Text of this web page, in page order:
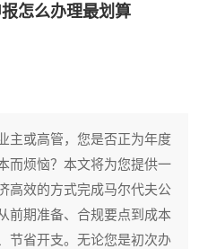
怎么办理最划算
主或高管，您是否正为年度
而烦恼？本文将为您提供一
高效的方式完成马尔代夫公
前期准备、合规要点到成本
节省开支。无论您是初次办